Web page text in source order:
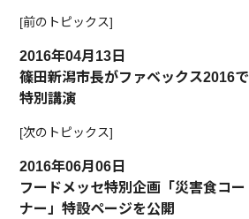
[前のトピックス]
2016年04月13日
篠田新潟市長がファベックス2016で
特別講演
[次のトピックス]
2016年06月06日
フードメッセ特別企画「災害食コー
ナー」特設ページを公開